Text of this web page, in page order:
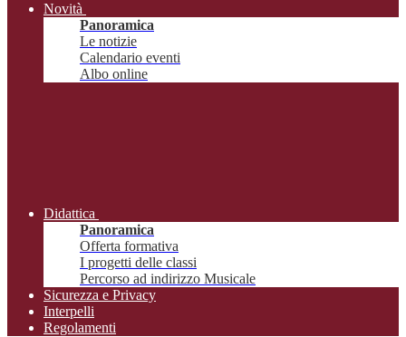
Novità
Panoramica
Le notizie
Calendario eventi
Albo online
Didattica
Panoramica
Offerta formativa
I progetti delle classi
Percorso ad indirizzo Musicale
Sicurezza e Privacy
Interpelli
Regolamenti